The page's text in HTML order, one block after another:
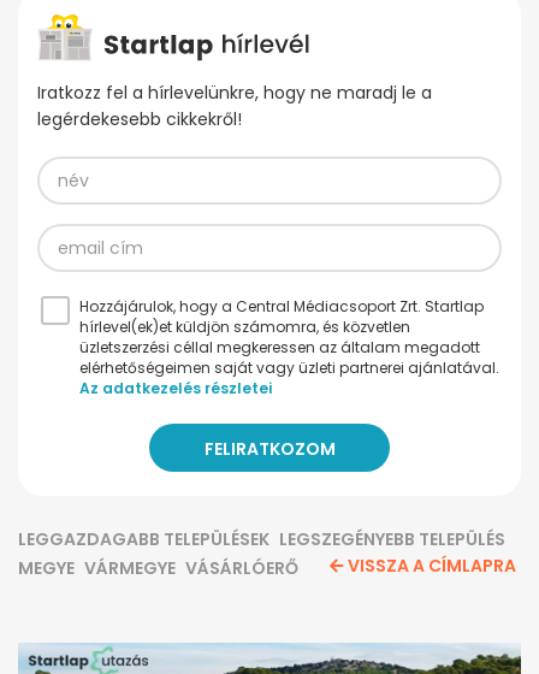
Iratkozz fel a hírlevelünkre, hogy ne maradj le a
legérdekesebb cikkekről!
Hozzájárulok, hogy a Central Médiacsoport Zrt. Startlap
hírlevel(ek)et küldjön számomra, és közvetlen
üzletszerzési céllal megkeressen az általam megadott
elérhetőségeimen saját vagy üzleti partnerei ajánlatával.
Az adatkezelés részletei
LEGGAZDAGABB TELEPÜLÉSEK LEGSZEGÉNYEBB TELEPÜLÉS
MEGYE VÁRMEGYE VÁSÁRLÓERŐ VISSZA A CÍMLAPRA